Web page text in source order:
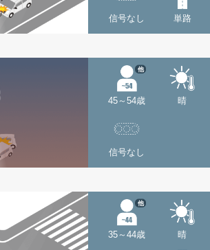
信号なし 単路
45～54歳
他
晴
信号なし
35～44歳
他
晴